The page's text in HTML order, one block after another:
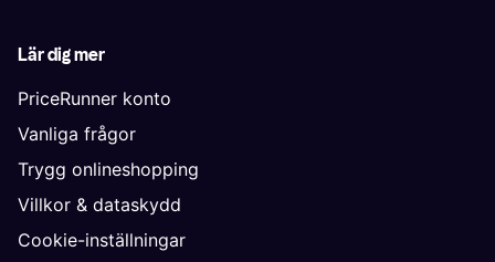
Lär dig mer
PriceRunner konto
Vanliga frågor
Trygg onlineshopping
Villkor & dataskydd
Cookie-inställningar